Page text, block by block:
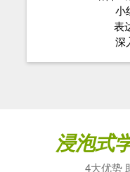
小
表
深
浸泡式
4大优势